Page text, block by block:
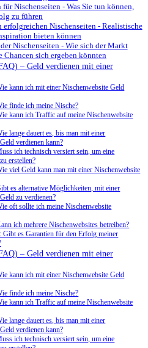
Nischenseiten ‌- Was Sie⁢ tun⁢ können,
zu führen
Nischenseiten -⁢ Realistische
bieten können
Nischenseiten ⁣- Wie ‌sich der Markt
sich ‌ergeben könnten
– Geld verdienen mit einer
kann ich mit einer Nischenwebsite Geld
finde ich meine Nische?
kann ich Traffic auf meine Nischenwebsite
lange dauert es, bis man mit einer
verdienen kann?
ich technisch versiert sein, um eine
erstellen?
viel Geld kann man mit einer Nischenwebsite
es alternative Möglichkeiten, mit einer
zu verdienen?
oft sollte ich meine Nischenwebsite
ich mehrere Nischenwebsites betreiben?
Gibt es Garantien für den Erfolg meiner
– Geld verdienen mit einer
kann ich mit einer Nischenwebsite Geld
finde ich meine Nische?
kann ich Traffic auf meine Nischenwebsite
lange dauert es, bis man mit einer
verdienen kann?
ich technisch versiert sein, um eine